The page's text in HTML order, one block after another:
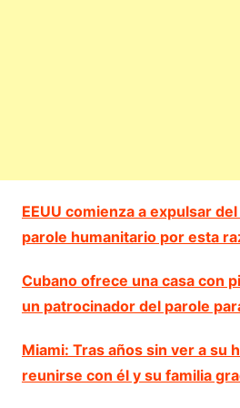
EEUU comienza a expulsar
parole humanitario por esta
Cubano ofrece una casa con
un patrocinador del parole
Miami: Tras años sin ver a su
reunirse con él y su familia